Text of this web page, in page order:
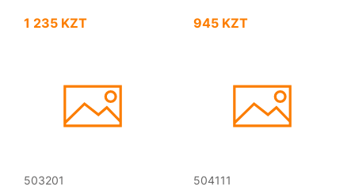
1 235 KZT
945 KZT
503201 504111